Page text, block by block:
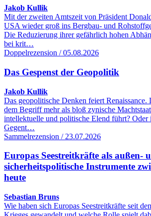
Jakob Kullik
Mit der zweiten Amtszeit von Präsident
USA wieder groß ins Bergbau- und
Die Reduzierung ihrer gefährlich hohen
bei krit…
Doppelrezension / 05.08.2026
Das Gespenst der Geopolitik
Jakob Kullik
Das geopolitische Denken feiert Renaissance.
dem Begriff mehr als bloß zynische
intellektuelle und politische Elend führt?
Gegent…
Sammelrezension / 23.07.2026
Europas Seestreitkräfte als außen-
sicherheitspolitische Instrumente
heute
Sebastian Bruns
Wie haben sich Europas Seestreitkräfte seit